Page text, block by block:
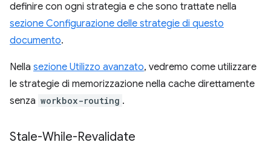
definire con ogni strategia e che sono trattate nella
sezione Configurazione delle strategie di questo
documento.
Nella sezione Utilizzo avanzato, vedremo come utilizzare
le strategie di memorizzazione nella cache direttamente
senza workbox-routing .
Stale-While-Revalidate